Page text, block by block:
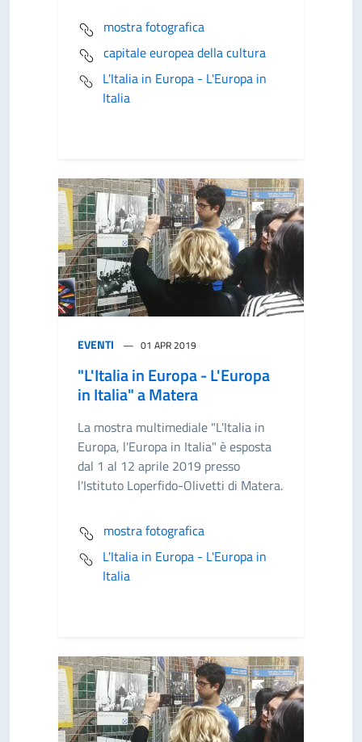
mostra fotografica
capitale europea della cultura
L'Italia in Europa - L'Europa in
Italia
EVENTI 01 APR 2019
"L'Italia in Europa - L'Europa
in Italia" a Matera
La mostra multimediale "L'Italia in
Europa, l'Europa in Italia" è esposta
dal 1 al 12 aprile 2019 presso
l'Istituto Loperfido-Olivetti di Matera.
mostra fotografica
L'Italia in Europa - L'Europa in
Italia